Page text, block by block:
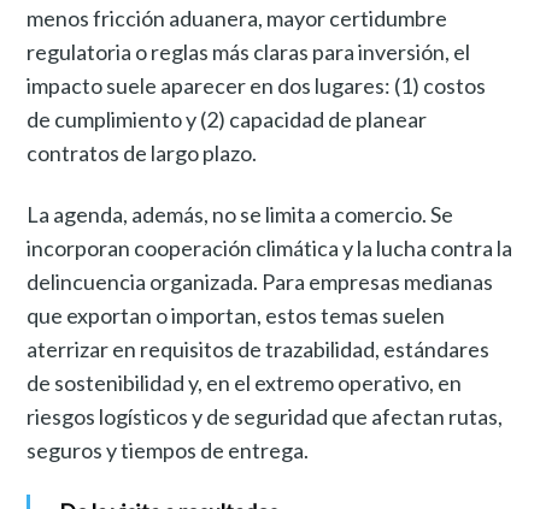
menos fricción aduanera, mayor certidumbre
regulatoria o reglas más claras para inversión, el
impacto suele aparecer en dos lugares: (1) costos
de cumplimiento y (2) capacidad de planear
contratos de largo plazo.
La agenda, además, no se limita a comercio. Se
incorporan cooperación climática y la lucha contra la
delincuencia organizada. Para empresas medianas
que exportan o importan, estos temas suelen
aterrizar en requisitos de trazabilidad, estándares
de sostenibilidad y, en el extremo operativo, en
riesgos logísticos y de seguridad que afectan rutas,
seguros y tiempos de entrega.